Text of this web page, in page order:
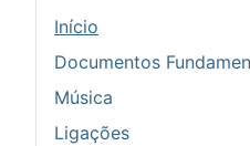
Início
Documentos
Música
Ligações